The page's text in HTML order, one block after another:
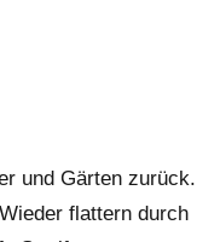
und Gärten zurück.
flattern durch